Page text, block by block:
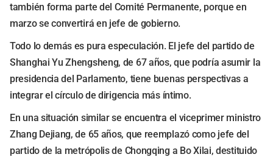
también forma parte del Comité Permanente, porque en
marzo se convertirá en jefe de gobierno.
Todo lo demás es pura especulación. El jefe del partido de
Shanghai Yu Zhengsheng, de 67 años, que podría asumir la
presidencia del Parlamento, tiene buenas perspectivas a
integrar el círculo de dirigencia más íntimo.
En una situación similar se encuentra el viceprimer ministro
Zhang Dejiang, de 65 años, que reemplazó como jefe del
partido de la metrópolis de Chongqing a Bo Xilai, destituido